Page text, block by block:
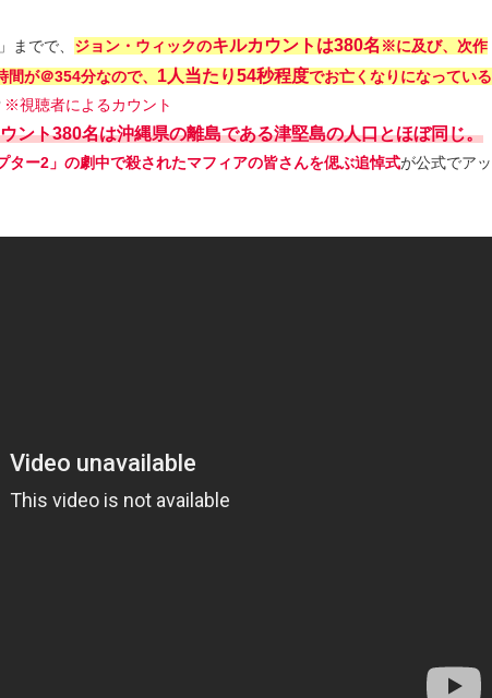
までで、 ジョン・ウィックのキルカウントは380名 ※に及び、次作
が＠354分なので、 1人当たり54秒程度でお亡くなりになっている
※視聴者によるカウント
ント380名は沖縄県の離島である津堅島の人口とほぼ同じ。
ター2」の劇中で殺されたマフィアの皆さんを偲ぶ追悼式が公式でアッ